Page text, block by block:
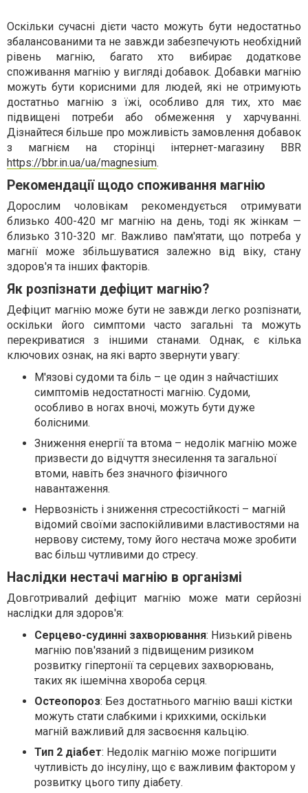
Оскільки сучасні дієти часто можуть бути недостатньо
збалансованими та не завжди забезпечують необхідний
рівень магнію, багато хто вибирає додаткове
споживання магнію у вигляді добавок. Добавки магнію
можуть бути корисними для людей, які не отримують
достатньо магнію з їжі, особливо для тих, хто має
підвищені потреби або обмеження у харчуванні.
Дізнайтеся більше про можливість замовлення добавок
з магнієм на сторінці інтернет-магазину BBR
https://bbr.in.ua/ua/magnesium.
Рекомендації щодо споживання магнію
Дорослим чоловікам рекомендується отримувати
близько 400-420 мг магнію на день, тоді як жінкам —
близько 310-320 мг. Важливо пам'ятати, що потреба у
магнії може збільшуватися залежно від віку, стану
здоров'я та інших факторів.
Як розпізнати дефіцит магнію?
Дефіцит магнію може бути не завжди легко розпізнати,
оскільки його симптоми часто загальні та можуть
перекриватися з іншими станами. Однак, є кілька
ключових ознак, на які варто звернути увагу:
М'язові судоми та біль – це один з найчастіших
симптомів недостатності магнію. Судоми,
особливо в ногах вночі, можуть бути дуже
болісними.
Зниження енергії та втома – недолік магнію може
призвести до відчуття знесилення та загальної
втоми, навіть без значного фізичного
навантаження.
Нервозність і зниження стресостійкості – магній
відомий своїми заспокійливими властивостями на
нервову систему, тому його нестача може зробити
вас більш чутливими до стресу.
Наслідки нестачі магнію в організмі
Довготривалий дефіцит магнію може мати серйозні
наслідки для здоров'я:
Серцево-судинні захворювання: Низький рівень
магнію пов'язаний з підвищеним ризиком
розвитку гіпертонії та серцевих захворювань,
таких як ішемічна хвороба серця.
Остеопороз: Без достатнього магнію ваші кістки
можуть стати слабкими і крихкими, оскільки
магній важливий для засвоєння кальцію.
Тип 2 діабет: Недолік магнію може погіршити
чутливість до інсуліну, що є важливим фактором у
розвитку цього типу діабету.